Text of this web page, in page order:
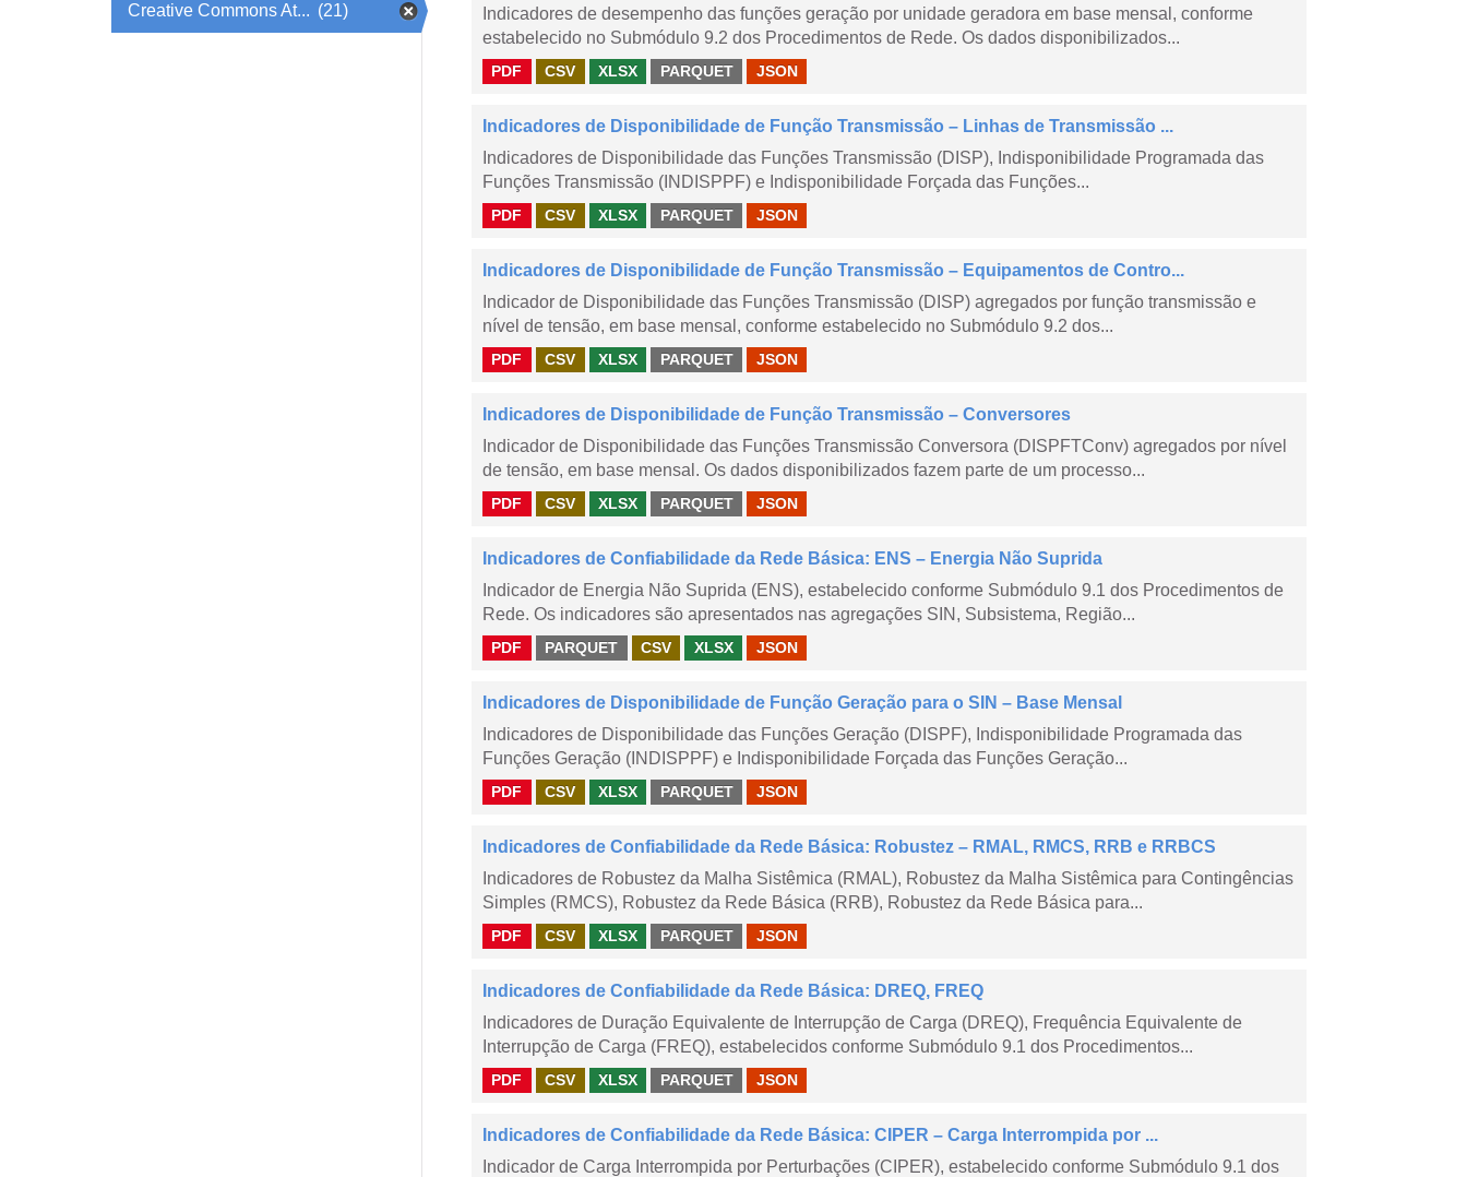
Creative Commons At... (21)
Indicadores de desempenho das funções geração por unidade geradora em base mensal, conforme
estabelecido no Submódulo 9.2 dos Procedimentos de Rede. Os dados disponibilizados...
PDF CSV XLSX PARQUET JSON
Indicadores de Disponibilidade de Função Transmissão – Linhas de Transmissão ...
Indicadores de Disponibilidade das Funções Transmissão (DISP), Indisponibilidade Programada das
Funções Transmissão (INDISPPF) e Indisponibilidade Forçada das Funções...
PDF CSV XLSX PARQUET JSON
Indicadores de Disponibilidade de Função Transmissão – Equipamentos de Contro...
Indicador de Disponibilidade das Funções Transmissão (DISP) agregados por função transmissão e
nível de tensão, em base mensal, conforme estabelecido no Submódulo 9.2 dos...
PDF CSV XLSX PARQUET JSON
Indicadores de Disponibilidade de Função Transmissão – Conversores
Indicador de Disponibilidade das Funções Transmissão Conversora (DISPFTConv) agregados por nível
de tensão, em base mensal. Os dados disponibilizados fazem parte de um processo...
PDF CSV XLSX PARQUET JSON
Indicadores de Confiabilidade da Rede Básica: ENS – Energia Não Suprida
Indicador de Energia Não Suprida (ENS), estabelecido conforme Submódulo 9.1 dos Procedimentos de
Rede. Os indicadores são apresentados nas agregações SIN, Subsistema, Região...
PDF PARQUET CSV XLSX JSON
Indicadores de Disponibilidade de Função Geração para o SIN – Base Mensal
Indicadores de Disponibilidade das Funções Geração (DISPF), Indisponibilidade Programada das
Funções Geração (INDISPPF) e Indisponibilidade Forçada das Funções Geração...
PDF CSV XLSX PARQUET JSON
Indicadores de Confiabilidade da Rede Básica: Robustez – RMAL, RMCS, RRB e RRBCS
Indicadores de Robustez da Malha Sistêmica (RMAL), Robustez da Malha Sistêmica para Contingências
Simples (RMCS), Robustez da Rede Básica (RRB), Robustez da Rede Básica para...
PDF CSV XLSX PARQUET JSON
Indicadores de Confiabilidade da Rede Básica: DREQ, FREQ
Indicadores de Duração Equivalente de Interrupção de Carga (DREQ), Frequência Equivalente de
Interrupção de Carga (FREQ), estabelecidos conforme Submódulo 9.1 dos Procedimentos...
PDF CSV XLSX PARQUET JSON
Indicadores de Confiabilidade da Rede Básica: CIPER – Carga Interrompida por ...
Indicador de Carga Interrompida por Perturbações (CIPER), estabelecido conforme Submódulo 9.1 dos